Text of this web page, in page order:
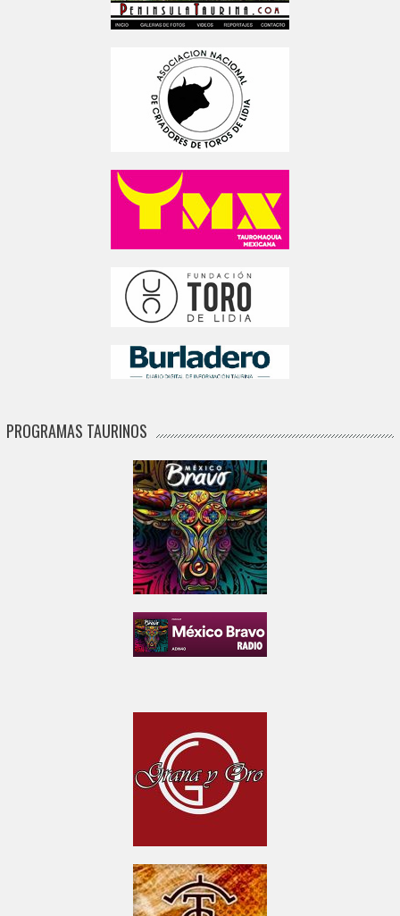
PROGRAMAS TAURINOS